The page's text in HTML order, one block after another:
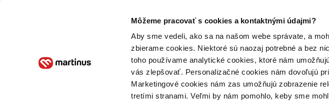
Môžeme pracovať s cookies a kontaktnými údajmi?
Aby sme vedeli, ako sa na našom webe správate, a
zbierame cookies. Niektoré sú naozaj potrebné a bez
toho používame analytické cookies, ktoré nám
vás zlepšovať. Personalizačné cookies nám dovoľujú
Marketingové cookies nám zas umožňujú zobrazenie
tretími stranami. Veľmi by nám pomohlo, keby sme
Poukážky Kontakt